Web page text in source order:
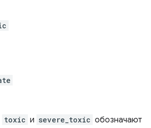
toxic и severe_toxic обозначают